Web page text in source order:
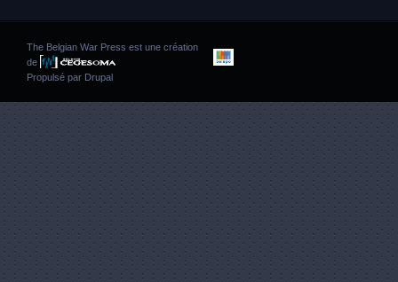
The Belgian War Press est une création
de
Propulsé par Drupal